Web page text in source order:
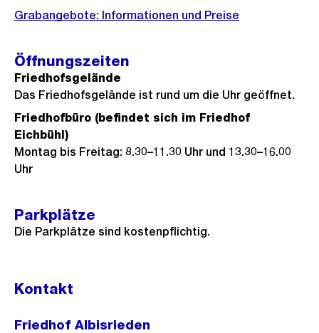
Grabangebote: Informationen und Preise
Öffnungszeiten
Friedhofsgelände
Das Friedhofsgelände ist rund um die Uhr geöffnet.
Friedhofbüro (befindet sich im Friedhof
Eichbühl)
Montag bis Freitag: 8.30–11.30 Uhr und 13.30–16.00
Uhr
Parkplätze
Die Parkplätze sind kostenpflichtig.
Kontakt
Friedhof Albisrieden